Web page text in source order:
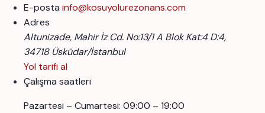
E-posta info@kosuyolurezonans.com
Adres
Altunizade, Mahir İz Cd. No:13/1 A Blok Kat:4 D:4,
34718 Üsküdar/İstanbul
Yol tarifi al
Çalışma saatleri
Pazartesi – Cumartesi: 09:00 – 19:00